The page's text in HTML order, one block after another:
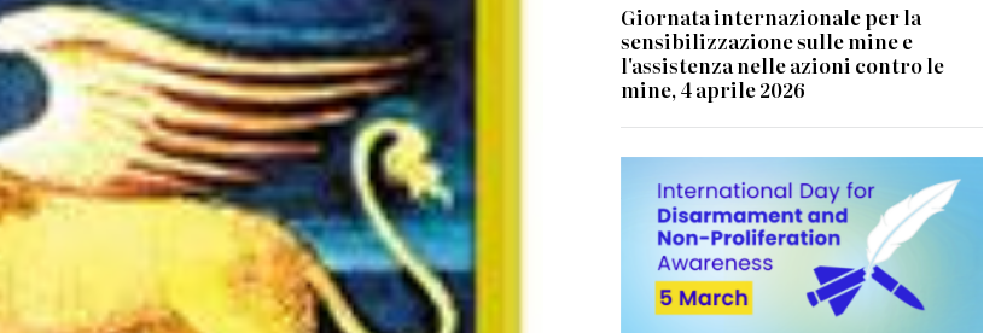
Giornata internazionale per la
sensibilizzazione sulle mine e
l'assistenza nelle azioni contro le
mine, 4 aprile 2026
Affairs